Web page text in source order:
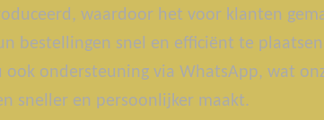
waardoor het voor klanten
bestellingen snel en efficiënt te
ook ondersteuning via WhatsApp, wat
sneller en persoonlijker maakt.